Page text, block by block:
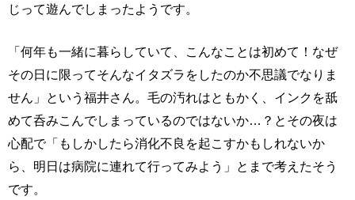
じって遊んでしまったようです。
「何年も一緒に暮らしていて、こんなことは初めて！なぜ
その日に限ってそんなイタズラをしたのか不思議でなりま
せん」という福井さん。毛の汚れはともかく、インクを舐
めて呑みこんでしまっているのではないか…？とその夜は
心配で「もしかしたら消化不良を起こすかもしれないか
ら、明日は病院に連れて行ってみよう」とまで考えたそう
です。